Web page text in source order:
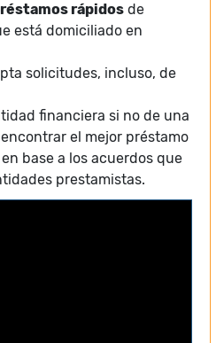
rápidos de
está domiciliado en
solicitudes, incluso, de
financiera si no de una
el mejor préstamo
base a los acuerdos que
prestamistas.